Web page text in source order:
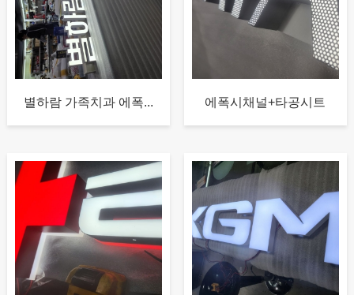
별하람 가족치과 에폭... 에폭시채널+타공시트